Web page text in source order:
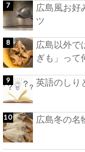
広島風お好
ツ
広島以外で
ぎも」って
英語のしり
広島冬の名